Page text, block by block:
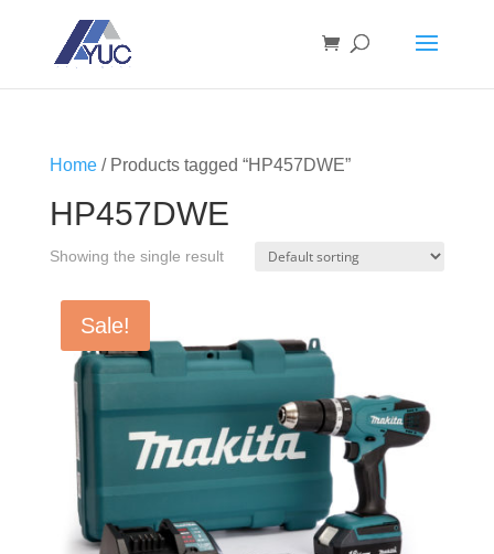
Home/ Products tagged “HP457DWE”
HP457DWE
Showing the single result
Sale!